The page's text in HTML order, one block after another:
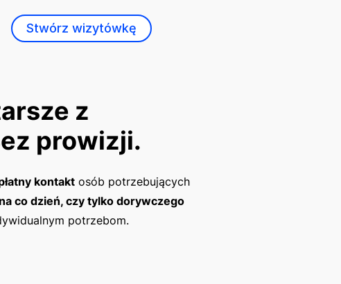
Stwórz wizytówkę
z
prowizji.
kontakt osób potrzebujących
co dzień, czy tylko dorywczego
potrzebom.